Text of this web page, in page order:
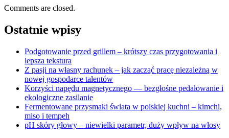
Comments are closed.
Ostatnie wpisy
Podgotowanie przed grillem – krótszy czas przygotowania i
lepsza tekstura
Z pasji na własny rachunek – jak zacząć pracę niezależną w
nowej gospodarce talentów
Korzyści napędu magnetycznego — bezgłośne pedałowanie i
ekologiczne zasilanie
Fermentowane przysmaki świata w polskiej kuchni – kimchi,
miso i tempeh
pH skóry głowy – niewielki parametr, duży wpływ na włosy